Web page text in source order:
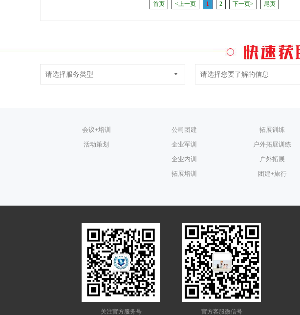
首页 <上一页 1 2 下一页> 尾页
会议+培训
活动策划
公司团建
企业军训
企业内训
拓展培训
拓展训练
户外拓展训练
户外拓展
团建+旅行
关注官方服务号 官方客服微信号